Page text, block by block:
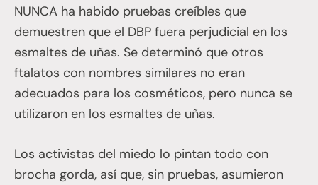
NUNCA ha habido pruebas creíbles que
demuestren que el DBP fuera perjudicial en los
esmaltes de uñas. Se determinó que otros
ftalatos con nombres similares no eran
adecuados para los cosméticos, pero nunca se
utilizaron en los esmaltes de uñas.
Los activistas del miedo lo pintan todo con
brocha gorda, así que, sin pruebas, asumieron